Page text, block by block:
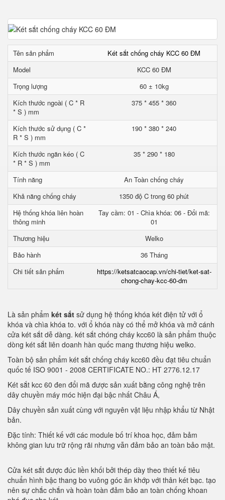
Tên sản phẩm
Két sắt chống cháy KCC 60 ĐM
Model
KCC 60 ĐM
Trọng lượng
60 ± 10kg
Kích thước ngoài ( C * R
* S ) mm
375 * 455 * 360
Kích thước sử dụng ( C *
R * S ) mm
190 * 380 * 240
Kích thước ngăn kéo ( C
* R * S ) mm
35 * 290 * 180
Tính năng
An Toàn chống cháy
Khả năng chống cháy
1350 độ C trong 60 phút
Hệ thống khóa liên hoàn
thông minh
Tay cầm: 01 - Chìa khóa: 06 - Đổi mã:
01
Thương hiệu
Welko
Bảo hành
36 Tháng
Chi tiết sản phẩm
https://ketsatcaocap.vn/chi-tiet/ket-sat-
chong-chay-kcc-60-dm
Là sản phẩm két sắt sử dụng hệ thống khóa két điện tử với ổ
khóa và chìa khóa to. với ổ khóa này có thể mở khóa và mở cánh
cửa két sắt dễ dàng. két sắt chóng cháy kcc60 là sản phẩm thuộc
dòng két sắt liên doanh hàn quốc mang thương hiệu welko.
Toàn bộ sản phẩm két sắt chống cháy kcc60 đều đạt tiêu chuẩn
quốc tế ISO 9001 - 2008 CERTIFICATE NO.: HT 2776.12.17
Két sắt kcc 60 đen đổi mã được sản xuất bằng công nghệ trên
dây chuyền máy móc hiện đại bậc nhất Châu Á,
Dây chuyền sản xuất cùng với nguyên vật liệu nhập khẩu từ Nhật
bản.
Đặc tính: Thiết kế với các module bố trí khoa học, đảm bảm
không gian lưu trữ rộng rãi nhưng vẫn đảm bảo an toàn bảo mật.
Cửa két sắt được đúc liền khối bởi thép dày theo thiết kế tiêu
chuẩn hình bậc thang bo vuông góc ăn khớp với thân két bạc. tạo
nên sự chắc chắn và hoàn toàn đảm bảo an toàn chống khoan